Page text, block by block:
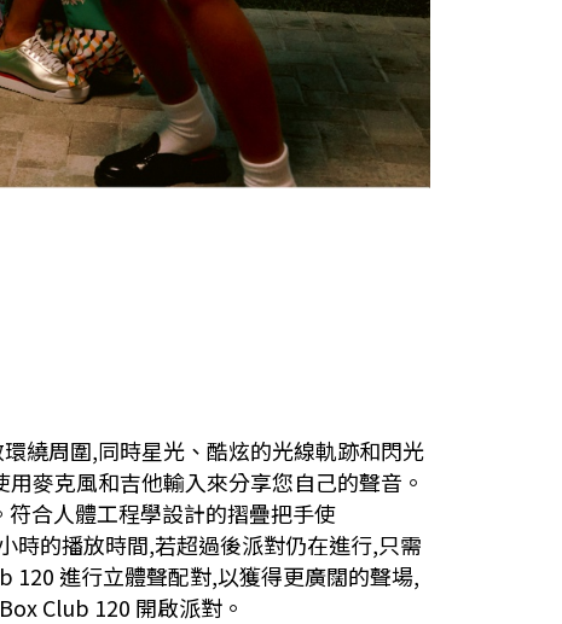
繞周圍,同時星光、酷炫的光線軌跡和閃光
麥克風和吉他輸入來分享您自己的聲音。
合人體工程學設計的摺疊把手使
時的播放時間,若超過後派對仍在進行,只需
120 進行立體聲配對,以獲得更廣闊的聲場,
Club 120 開啟派對。